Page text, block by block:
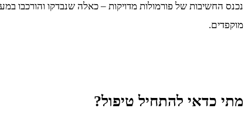
נכנס החשיבות של פורמולות מדויקות – כאלה שנבדקו והורכבו
מוקפדים.
מתי כדאי להתחיל טיפול?